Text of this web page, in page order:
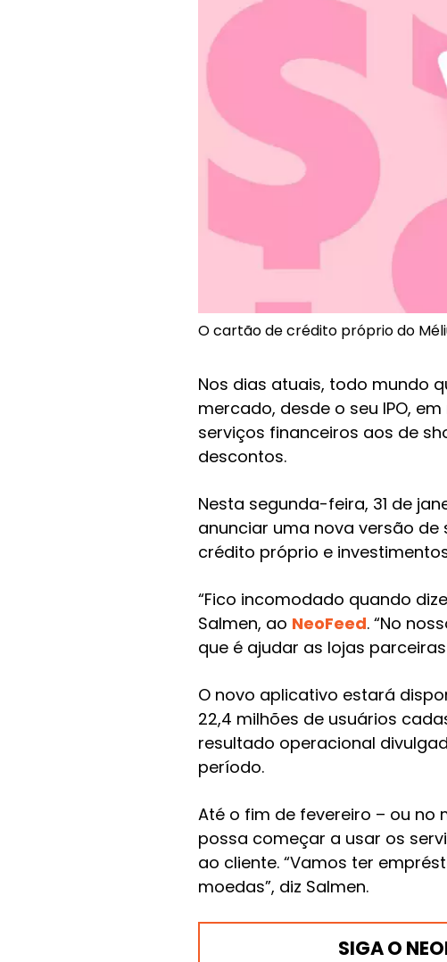
O cartão de crédito próprio do
Nos dias atuais, todo mundo
mercado, desde o seu IPO,
serviços financeiros aos de
descontos.
Nesta segunda-feira, 31 de
anunciar uma nova versão
crédito próprio e
“Fico incomodado quando
Salmen, ao NeoFeed. “No
que é ajudar as lojas
O novo aplicativo estará
22,4 milhões de usuários
resultado operacional
período.
Até o fim de fevereiro – ou
possa começar a usar os
ao cliente. “Vamos ter
moedas”, diz Salmen.
SIGA O